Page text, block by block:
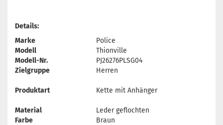
Details:
Marke
Police
Modell
Thionville
Modell-Nr.
PJ26276PLSG04
Zielgruppe
Herren
Produktart Kette mit Anhänger
Material
Leder geflochten
Farbe
Braun